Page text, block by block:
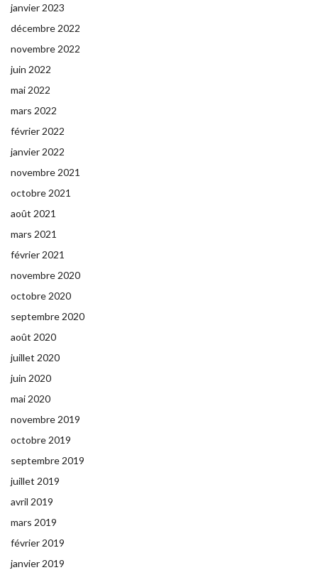
janvier 2023
décembre 2022
novembre 2022
juin 2022
mai 2022
mars 2022
février 2022
janvier 2022
novembre 2021
octobre 2021
août 2021
mars 2021
février 2021
novembre 2020
octobre 2020
septembre 2020
août 2020
juillet 2020
juin 2020
mai 2020
novembre 2019
octobre 2019
septembre 2019
juillet 2019
avril 2019
mars 2019
février 2019
janvier 2019